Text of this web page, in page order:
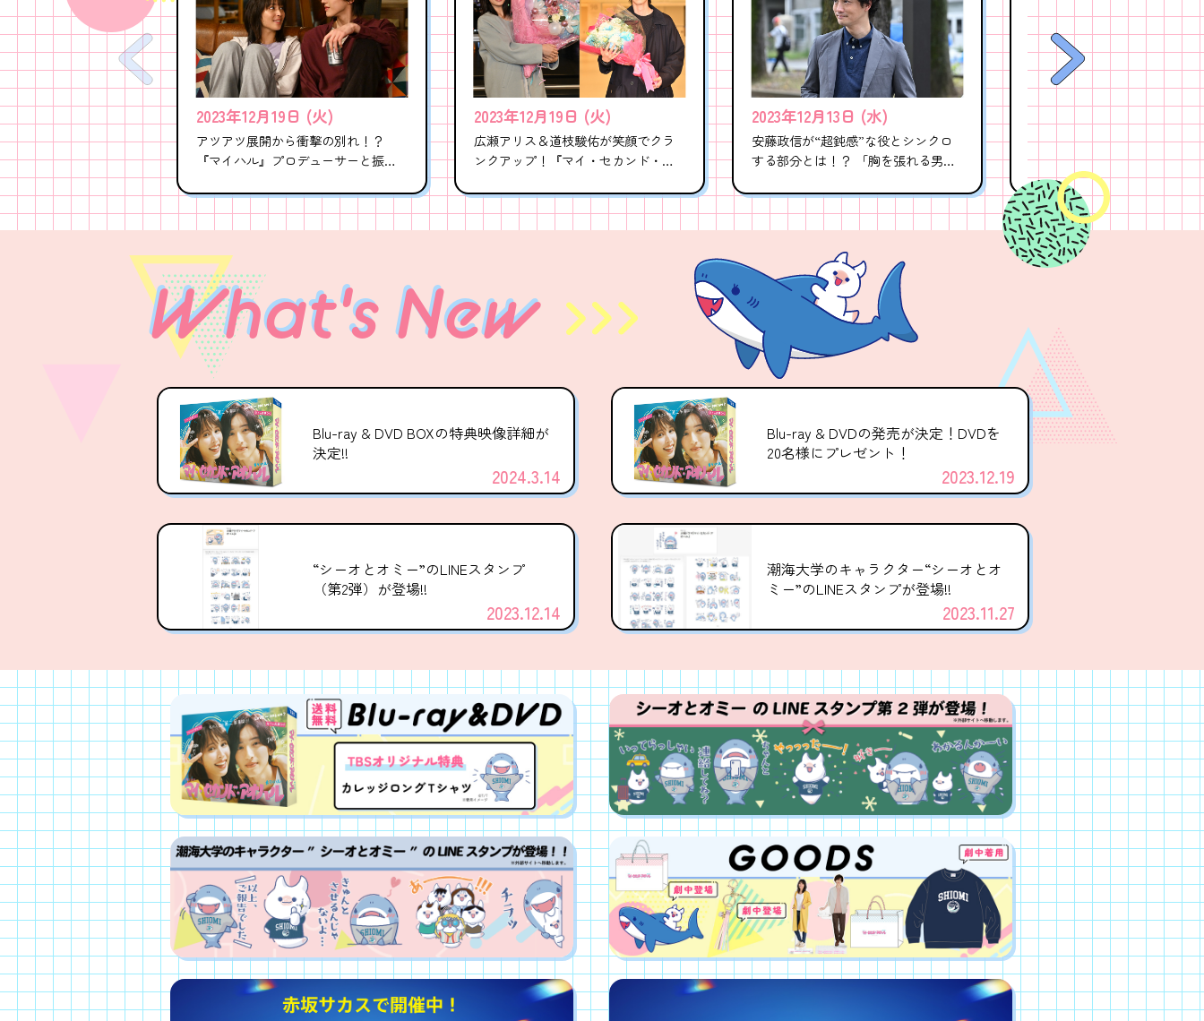
2023年12月19日 (火)
アツアツ展開から衝撃の別れ！？
『マイハル』プロデューサーと振り
2023年12月19日 (火)
広瀬アリス＆道枝駿佑が笑顔でクラ
ンクアップ！『マイ・セカンド・ア
2023年12月13日 (水)
安藤政信が“超鈍感”な役とシンクロ
する部分とは！？ 「胸を張れる男で
ださい」
伊原六花×飯沼愛×箭内夢菜
セカンド・アオハル』女子会
人見知りのなのは誰？突然の
語に爆笑も！
What's New
Blu-ray & DVD BOXの特典映像詳細が
決定!!
2024.3.14
Blu-ray & DVDの発売が決定！DVDを
20名様にプレゼント！
2023.12.19
“シーオとオミー”のLINEスタンプ
（第2弾）が登場!!
2023.12.14
潮海大学のキャラクター“シーオとオ
ミー”のLINEスタンプが登場!!
2023.11.27
劇中使用タッセルキーホルダーの発
売が決定！
2023.11.7
伊原六花＆箭内夢菜のマイハルセッ
トリポート
2023.11.1
オリジナル・サウンドトラックの発
売が決定！
2023.11.1
道枝駿佑のマイハルセットリポート
2023.10.25
『マイ・セカンド・アオハル』×伊
藤パン コラボ（第二弾）!!
ドン・キホーテとのコラボグッズが